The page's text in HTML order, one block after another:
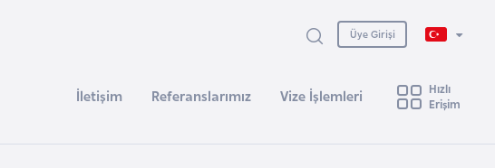
Üye Girişi
İletişim Referanslarımız Vize İşlemleri
Hızlı
Erişim